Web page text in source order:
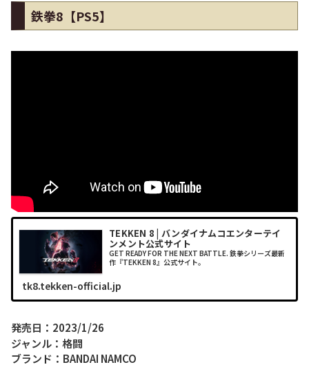
鉄拳8【PS5】
TEKKEN 8 | バンダイナムコエンターテイ
ンメント公式サイト
GET READY FOR THE NEXT BATTLE. 鉄拳シリーズ最新
作『TEKKEN 8』公式サイト。
tk8.tekken-official.jp
発売日：2023/1/26
ジャンル：格闘
ブランド：BANDAI NAMCO